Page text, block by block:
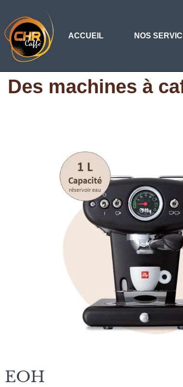
ACCUEIL NOS
Des machines à
EOH